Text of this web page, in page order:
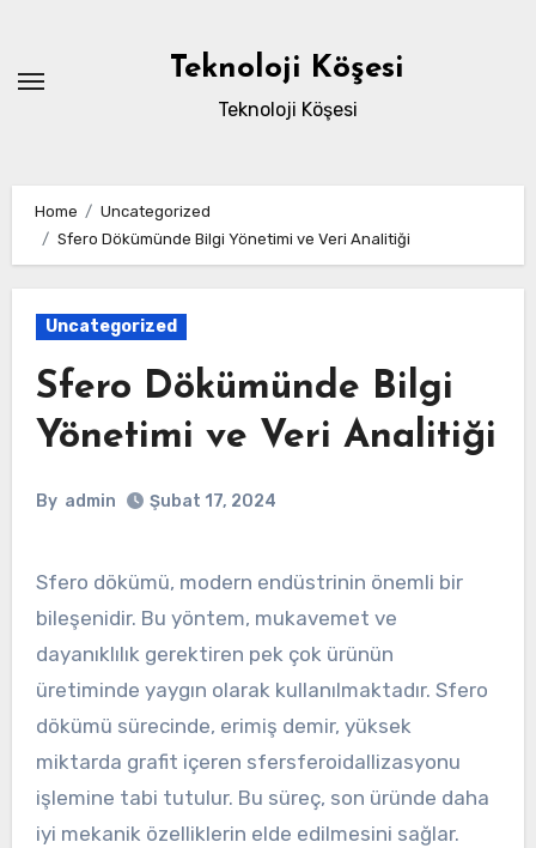
content
Teknoloji Köşesi
Teknoloji Köşesi
Home
Uncategorized
Sfero Dökümünde Bilgi Yönetimi ve Veri Analitiği
Uncategorized
Sfero Dökümünde Bilgi
Yönetimi ve Veri Analitiği
By admin Şubat 17, 2024
Sfero dökümü, modern endüstrinin önemli bir
bileşenidir. Bu yöntem, mukavemet ve
dayanıklılık gerektiren pek çok ürünün
üretiminde yaygın olarak kullanılmaktadır. Sfero
dökümü sürecinde, erimiş demir, yüksek
miktarda grafit içeren sfersferoidallizasyonu
işlemine tabi tutulur. Bu süreç, son üründe daha
iyi mekanik özelliklerin elde edilmesini sağlar.